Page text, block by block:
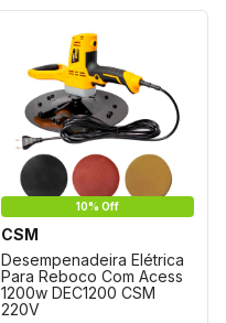
10% Off
CSM
Desempenadeira Elétrica
Para Reboco Com Acess
1200w DEC1200 CSM
220V